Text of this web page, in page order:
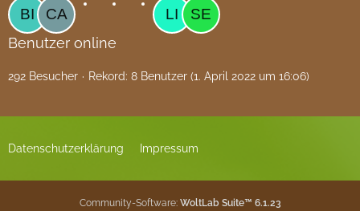
Benutzer online
292 Besucher Rekord: 8 Benutzer (1. April 2022 um 16:06)
Datenschutzerklärung Impressum
Community-Software: WoltLab Suite™ 6.1.23